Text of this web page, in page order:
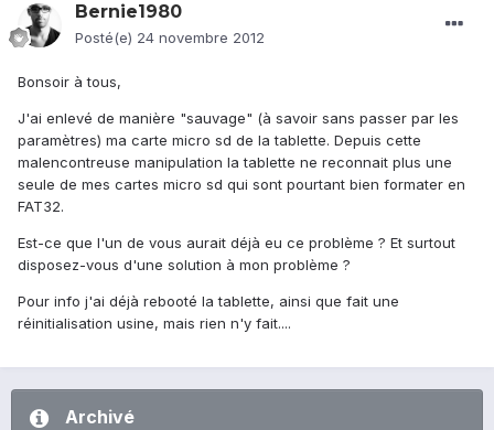
Bernie1980
Posté(e) 24 novembre 2012
Bonsoir à tous,
J'ai enlevé de manière "sauvage" (à savoir sans passer par les
paramètres) ma carte micro sd de la tablette. Depuis cette
malencontreuse manipulation la tablette ne reconnait plus une
seule de mes cartes micro sd qui sont pourtant bien formater en
FAT32.
Est-ce que l'un de vous aurait déjà eu ce problème ? Et surtout
disposez-vous d'une solution à mon problème ?
Pour info j'ai déjà rebooté la tablette, ainsi que fait une
réinitialisation usine, mais rien n'y fait....
Archivé